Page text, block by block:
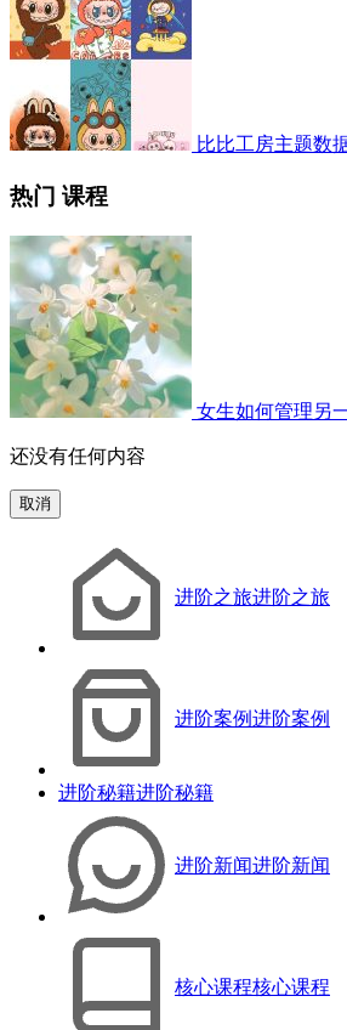
比比工房主题数
热门 课程
女生如何管理另
还没有任何内容
取消
进阶之旅进阶之旅
进阶案例进阶案例
进阶秘籍进阶秘籍
进阶新闻进阶新闻
核心课程核心课程